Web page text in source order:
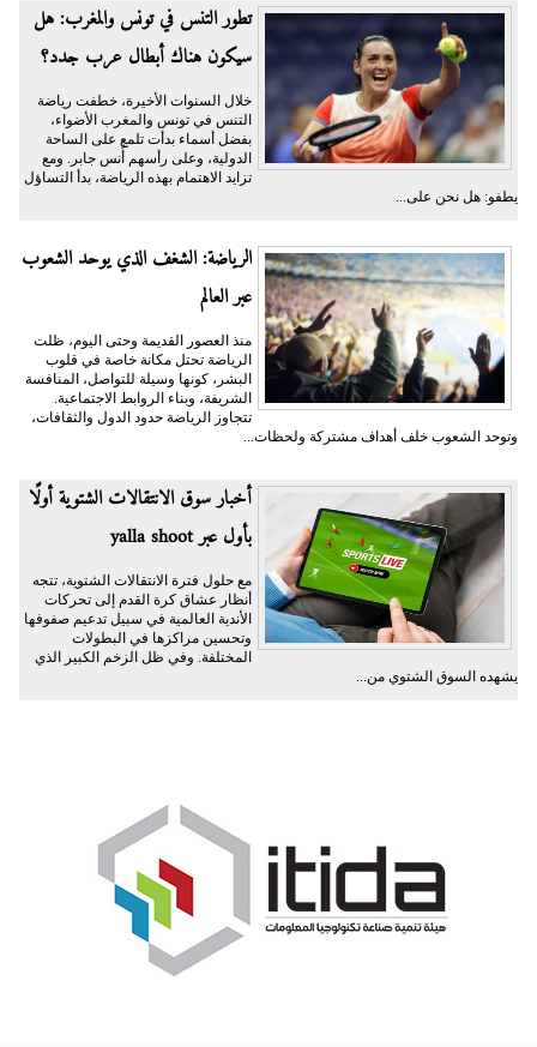
تطور التنس في تونس والمغرب: هل
سيكون هناك أبطال عرب جدد؟
خلال السنوات الأخيرة، خطفت رياضة
التنس في تونس والمغرب الأضواء،
بفضل أسماء بدأت تلمع على الساحة
الدولية، وعلى رأسهم أُنس جابر. ومع
تزايد الاهتمام بهذه الرياضة، بدأ التساؤل
يطفو: هل نحن على...
الرياضة: الشغف الذي يوحد الشعوب
عبر العالم
منذ العصور القديمة وحتى اليوم، ظلت
الرياضة تحتل مكانة خاصة في قلوب
البشر، كونها وسيلة للتواصل، المنافسة
الشريفة، وبناء الروابط الاجتماعية.
تتجاوز الرياضة حدود الدول والثقافات،
وتوحد الشعوب خلف أهداف مشتركة ولحظات...
أخبار سوق الانتقالات الشتوية أولًا
بأول عبر yalla shoot
مع حلول فترة الانتقالات الشتوية، تتجه
أنظار عشاق كرة القدم إلى تحركات
الأندية العالمية في سبيل تدعيم صفوفها
وتحسين مراكزها في البطولات
المختلفة. وفي ظل الزخم الكبير الذي
يشهده السوق الشتوي من...